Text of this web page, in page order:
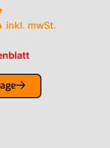
inkl. mwSt.